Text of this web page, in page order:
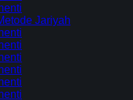
Jariyah